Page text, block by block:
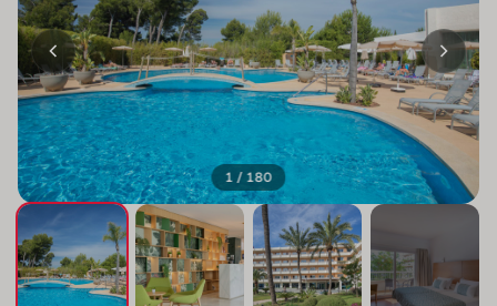
1 / 180